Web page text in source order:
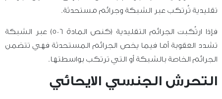
تقليدية تُرتكب عبر الشبكة وجرائم مستحدثة.
فإذا ارتُكبت الجرائم التقليدية (كنص المادة 506) عبر الشبكة
تشدد العقوبة أما فيما يخص الجرائم المستحدثة فهي تتضمن
الجرائم الخاصة بالشبكة أو التي ترتكب بواسطتها.
التحرش الجنسي الايحائي